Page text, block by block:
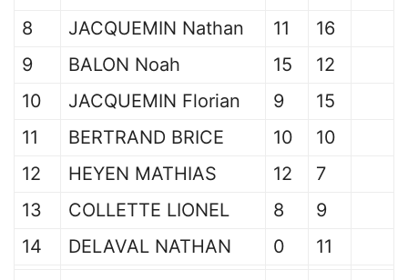
8
JACQUEMIN Nathan 11
16
9
BALON Noah 15
12
10
JACQUEMIN Florian 9
15
11
BERTRAND BRICE 10
10
12
HEYEN MATHIAS 12
7
13
COLLETTE LIONEL 8
9
14
DELAVAL NATHAN 0
11